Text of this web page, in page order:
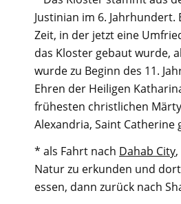
Justinian im 6. Jahrhundert.
Zeit, in der jetzt eine
das Kloster gebaut wurde,
wurde zu Beginn des 11.
Ehren der Heiligen
frühesten christlichen
Alexandria, Saint Catherine
* als Fahrt nach Dahab City
Natur zu erkunden und
essen, dann zurück nach